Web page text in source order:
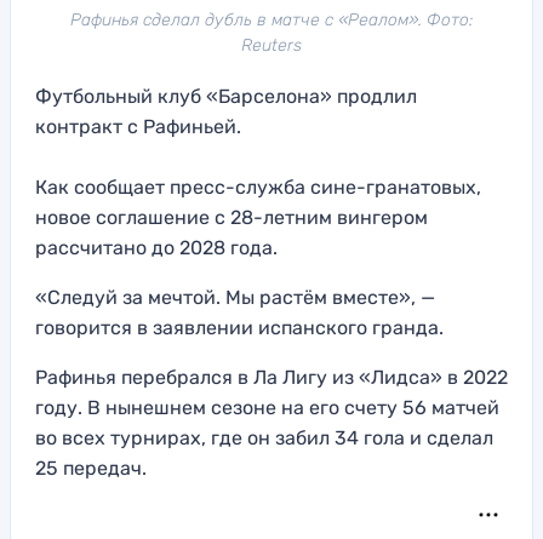
Рафинья сделал дубль в матче с «Реалом». Фото:
Reuters
Футбольный клуб «Барселона» продлил
контракт с Рафиньей.
Как сообщает пресс-служба сине-гранатовых,
новое соглашение с 28-летним вингером
рассчитано до 2028 года.
«Следуй за мечтой. Мы растём вместе», —
говорится в заявлении испанского гранда.
Рафинья перебрался в Ла Лигу из «Лидса» в 2022
году. В нынешнем сезоне на его счету 56 матчей
во всех турнирах, где он забил 34 гола и сделал
25 передач.